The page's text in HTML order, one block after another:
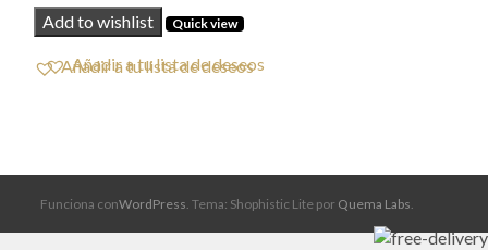
Add to wishlist Quick view
Añadir a tu lista de deseos
Funciona conWordPress . Tema: Shophistic Lite por Quema Labs